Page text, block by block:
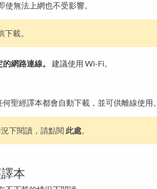
無法上網也不受影響。
載。
的網路連線。 建議使用 Wi-Fi。
聖經譯本都會自動下載，並可供離線使用。
下閱讀，請點閱 此處。
本